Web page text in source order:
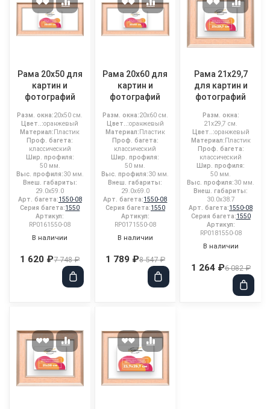
Рама 20x50 для
картин и
фотографий
Разм. окна:20x50 см.
Цвет..:оранжевый
Материал: Пластик
Проф. багета:
классический
Шир. профиля:
50 мм.
Выс. профиля:30 мм.
Внеш. габариты:
29.0x59.0
Арт. багета:1550-08
Серия багета:1550
Артикул:
RP0161550-08
В наличии
1 620 ₽7 748 ₽
Рама 20x60 для
картин и
фотографий
Разм. окна:20x60 см.
Цвет..:оранжевый
Материал: Пластик
Проф. багета:
классический
Шир. профиля:
50 мм.
Выс. профиля:30 мм.
Внеш. габариты:
29.0x69.0
Арт. багета:1550-08
Серия багета:1550
Артикул:
RP0171550-08
В наличии
1 789 ₽8 547 ₽
Рама 21x29,7
для картин и
фотографий
Разм. окна:
21x29,7 см.
Цвет..:оранжевый
Материал: Пластик
Проф. багета:
классический
Шир. профиля:
50 мм.
Выс. профиля:30 мм.
Внеш. габариты:
30.0x38.7
Арт. багета:1550-08
Серия багета:1550
Артикул:
RP0181550-08
В наличии
1 264 ₽6 082 ₽